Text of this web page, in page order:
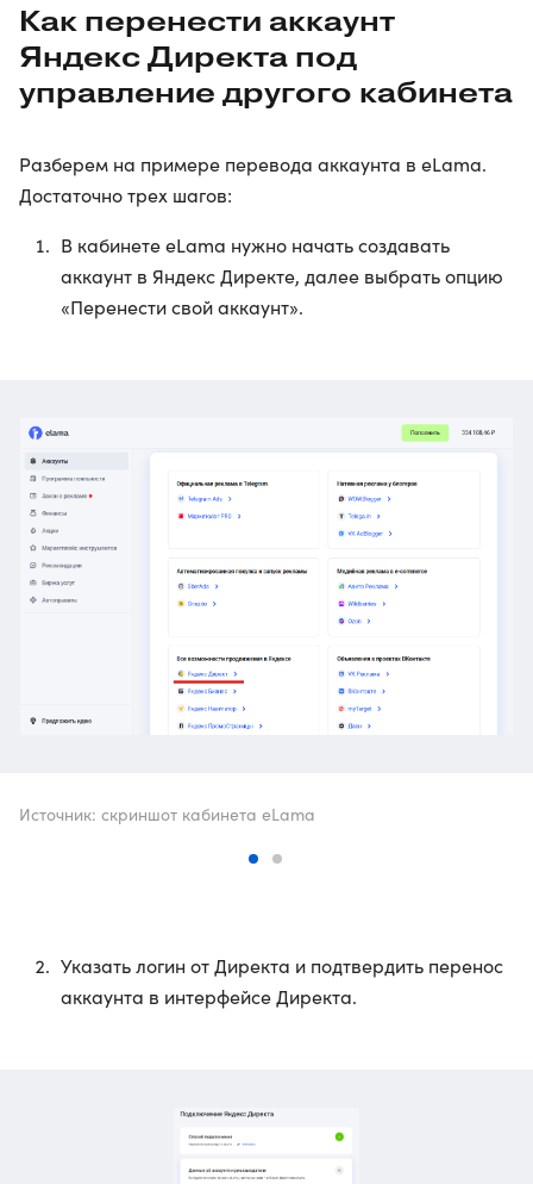
Как перенести аккаунт
Яндекс Директа под
управление другого кабинета
Разберем на примере перевода аккаунта в eLama.
Достаточно трех шагов:
В кабинете eLama нужно начать создавать
аккаунт в Яндекс Директе, далее выбрать опцию
«Перенести свой аккаунт».
Источник: скриншот кабинета eLama
Указать логин от Директа и подтвердить перенос
аккаунта в интерфейсе Директа.